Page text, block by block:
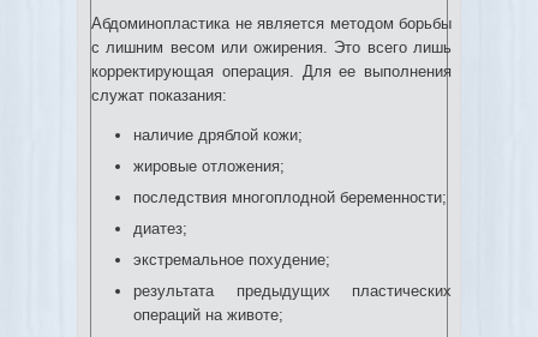
Абдоминопластика не является методом борьбы
с лишним весом или ожирения. Это всего лишь
корректирующая операция. Для ее выполнения
служат показания:
наличие дряблой кожи;
жировые отложения;
последствия многоплодной беременности;
диатез;
экстремальное похудение;
результата предыдущих пластических
операций на животе;